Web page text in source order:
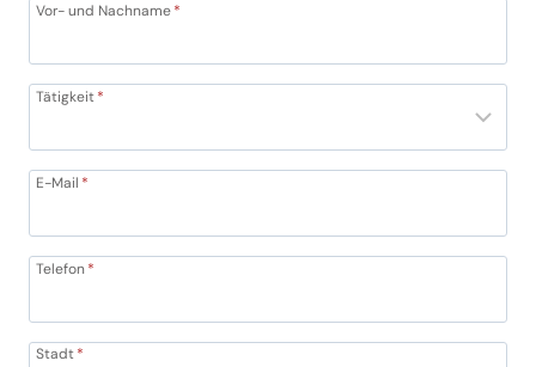
Vor- und Nachname*
Tätigkeit*
E-Mail *
Telefon*
Stadt*